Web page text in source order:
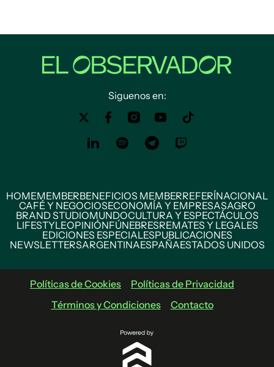
Siguenos en:
HOMEMEMBERBENEFICIOS MEMBERREFERÍNACIONAL
CAFÉ Y NEGOCIOSECONOMÍA Y EMPRESASAGRO
BRAND STUDIOMUNDOCULTURA Y ESPECTÁCULOS
LIFESTYLEOPINIÓNFÚNEBRESREMATES Y LEGALES
EDICIONES ESPECIALESPUBLICACIONES
NEWSLETTERSARGENTINAESPAÑAESTADOS UNIDOS
Políticas de Cookies
Políticas de Privacidad
Términos y Condiciones
Contacto